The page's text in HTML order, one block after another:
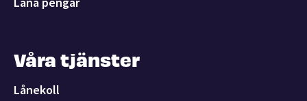
Våra tjänster
Lånekoll